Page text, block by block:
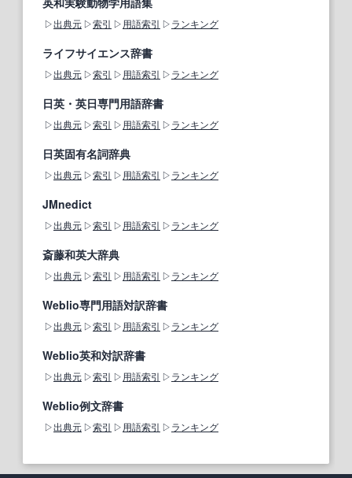
出典元 索引 用語索引 ランキング
ライフサイエンス辞書
出典元 索引 用語索引 ランキング
日英・英日専門用語辞書
出典元 索引 用語索引 ランキング
日英固有名詞辞典
出典元 索引 用語索引 ランキング
JMnedict
出典元 索引 用語索引 ランキング
斎藤和英大辞典
出典元 索引 用語索引 ランキング
Weblio専門用語対訳辞書
出典元 索引 用語索引 ランキング
Weblio英和対訳辞書
出典元 索引 用語索引 ランキング
Weblio例文辞書
出典元 索引 用語索引 ランキング